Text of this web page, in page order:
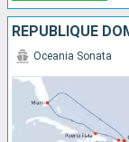
Oceania Sonata